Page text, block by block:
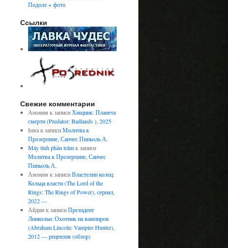
Подоле + фото
Ссылки
Свежие комментарии
Аноним к записиХищник: Планета
смерти (Predator: Badlands ), 2025
Imraк записиМолитва к
Прозерпине, Санчес Пиньоль А.
Máy tính phần trămк записи
Молитва к Прозерпине, Санчес
Пиньоль А.
Аноним к записиВластелин колец:
Кольца власти (The Lord of the
Rings: The Rings of Power), сериал,
2022 —
Айдинк записиПрезидент
Линкольн: Охотник на вампиров
(Abraham Lincoln: Vampire Hunter),
2012 — рецензия (обзор)